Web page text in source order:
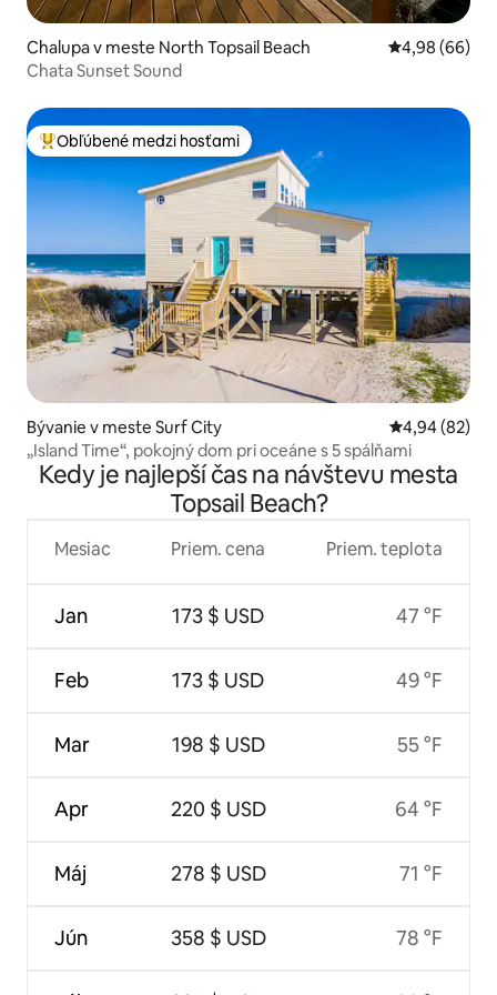
Chalupa v meste North Topsail Beach Priemerné
4,98 (66)
Chata Sunset Sound
Najobľúbenejšie medzi hosťami
Obľúbené medzi hosťami
Bývanie v meste Surf City Priemerné
4,94 (82)
„Island Time“, pokojný dom pri oceáne s 5 spálňami
Kedy je najlepší čas na návštevu mesta
Topsail Beach?
Mesiac
Jan
Feb
Mar
Apr
Máj
Jún
Priem. cena
173 $ USD
173 $ USD
198 $ USD
220 $ USD
278 $ USD
358 $ USD
Priem. teplota
47 °F
49 °F
55 °F
64 °F
71 °F
78 °F